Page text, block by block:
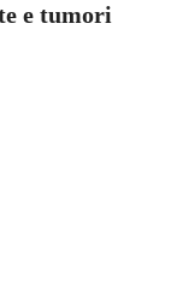
e tumori